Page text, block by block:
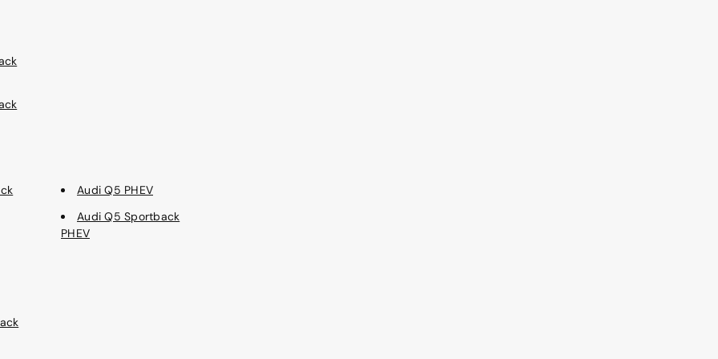
Audi Q5 PHEV
Audi Q5 Sportback
PHEV